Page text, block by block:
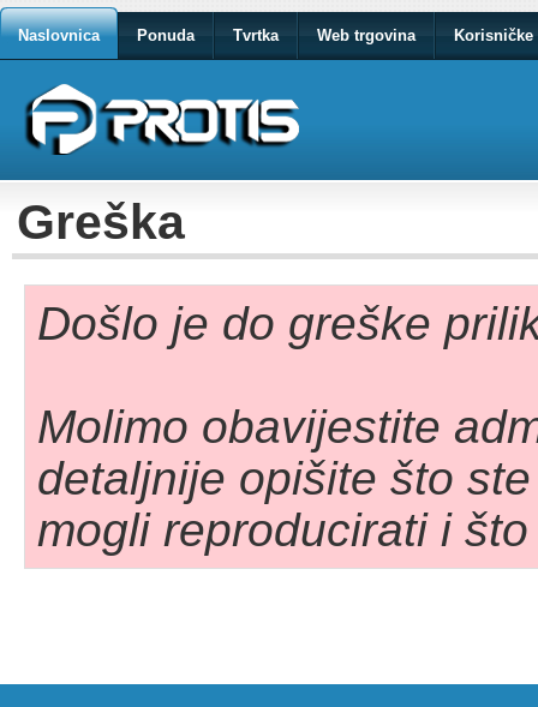
Naslovnica Ponuda Tvrtka Web trgovina Korisničke
Greška
Došlo je do greške
Molimo obavijestite
detaljnije opišite što
mogli reproducirati i